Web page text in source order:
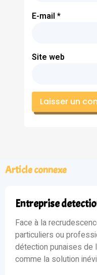
E-mail *
Site web
Article connexe
Entreprise
Face à la
particuliers ou
détection punaises
comme la solution